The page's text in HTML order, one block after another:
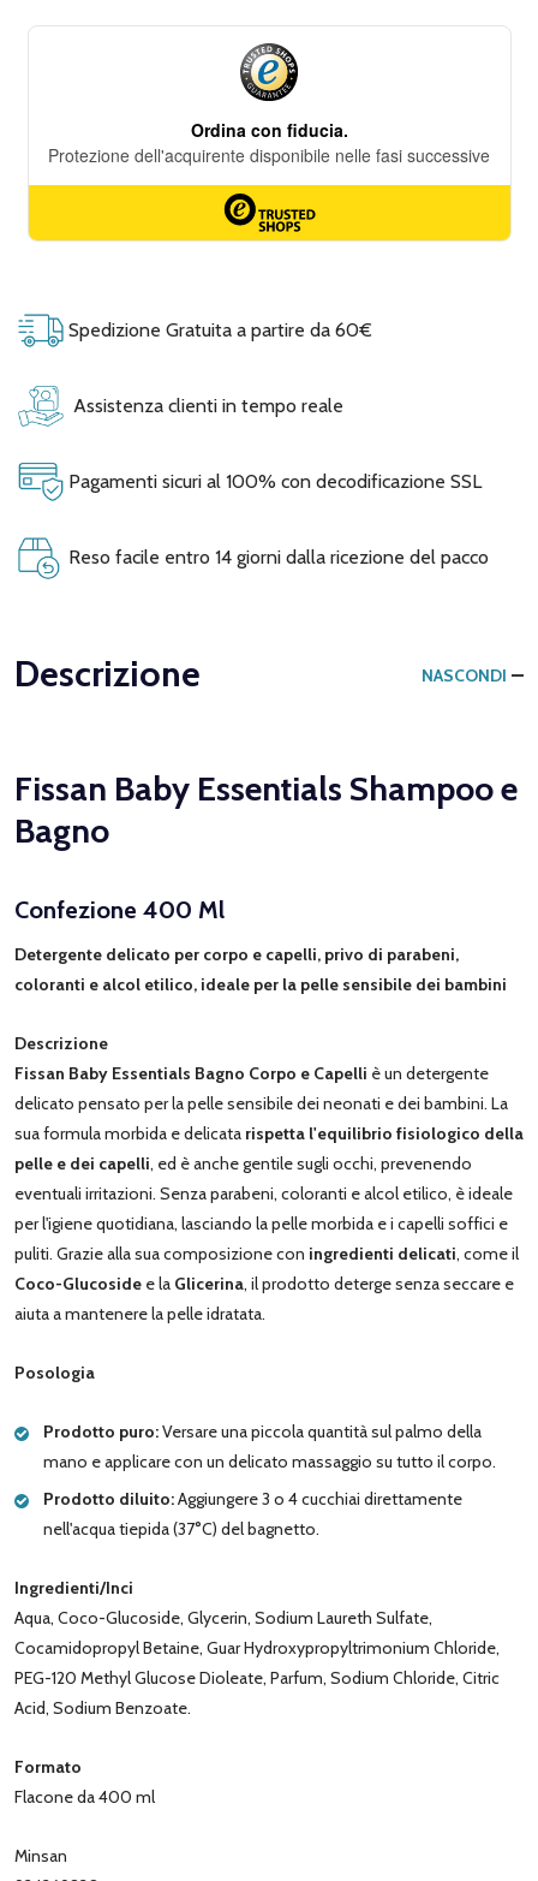
Spedizione Gratuita a partire da 60€
Assistenza clienti in tempo reale
Pagamenti sicuri al 100% con decodificazione SSL
Reso facile entro 14 giorni dalla ricezione del pacco
Descrizione NASCONDI
Fissan Baby Essentials Shampoo e
Bagno
Confezione 400 Ml
Detergente delicato per corpo e capelli, privo di parabeni,
coloranti e alcol etilico, ideale per la pelle sensibile dei bambini
Descrizione
Fissan Baby Essentials Bagno Corpo e Capelli è un detergente
delicato pensato per la pelle sensibile dei neonati e dei bambini. La
sua formula morbida e delicata rispetta l'equilibrio fisiologico della
pelle e dei capelli, ed è anche gentile sugli occhi, prevenendo
eventuali irritazioni. Senza parabeni, coloranti e alcol etilico, è ideale
per l'igiene quotidiana, lasciando la pelle morbida e i capelli soffici e
puliti. Grazie alla sua composizione con ingredienti delicati, come il
Coco-Glucoside e la Glicerina, il prodotto deterge senza seccare e
aiuta a mantenere la pelle idratata.
Posologia
Prodotto puro:Versare una piccola quantità sul palmo della
mano e applicare con un delicato massaggio su tutto il corpo.
Prodotto diluito:Aggiungere 3 o 4 cucchiai direttamente
nell'acqua tiepida (37°C) del bagnetto.
Ingredienti/Inci
Aqua, Coco-Glucoside, Glycerin, Sodium Laureth Sulfate,
Cocamidopropyl Betaine, Guar Hydroxypropyltrimonium Chloride,
PEG-120 Methyl Glucose Dioleate, Parfum, Sodium Chloride, Citric
Acid, Sodium Benzoate.
Formato
Flacone da 400 ml
Minsan